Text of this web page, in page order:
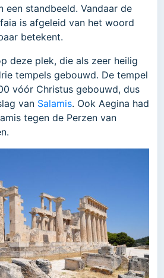
een standbeeld. Vandaar de
is afgeleid van het woord
betekent.
deze plek, die als zeer heilig
tempels gebouwd. De tempel
vóór Christus gebouwd, dus
van Salamis. Ook Aegina had
tegen de Perzen van